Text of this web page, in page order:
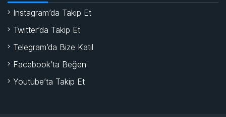
Instagram’da Takip Et
Twitter’da Takip Et
Telegram’da Bize Katıl
Facebook’ta Beğen
Youtube’ta Takip Et